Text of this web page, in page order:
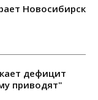
Новосибирск
дефицит
приводят"